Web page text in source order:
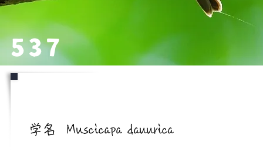
537
学名 Muscicapa dauurica